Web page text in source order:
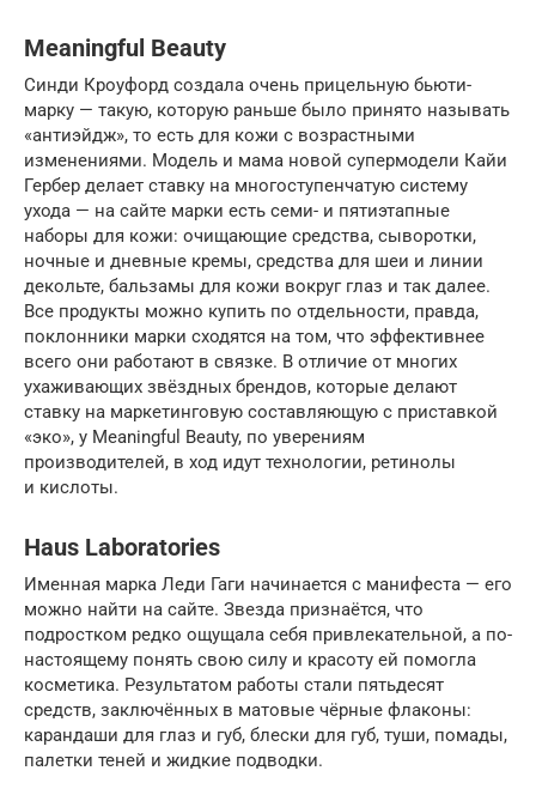
Meaningful Beauty
Синди Кроуфорд создала очень прицельную бьюти-
марку — такую, которую раньше было принято называть
«антиэйдж», то есть для кожи с возрастными
изменениями. Модель и мама новой супермодели Кайи
Гербер делает ставку на многоступенчатую систему
ухода — на сайте марки есть семи- и пятиэтапные
наборы для кожи: очищающие средства, сыворотки,
ночные и дневные кремы, средства для шеи и линии
декольте, бальзамы для кожи вокруг глаз и так далее.
Все продукты можно купить по отдельности, правда,
поклонники марки сходятся на том, что эффективнее
всего они работают в связке. В отличие от многих
ухаживающих звёздных брендов, которые делают
ставку на маркетинговую составляющую с приставкой
«эко», у Meaningful Beauty, по уверениям
производителей, в ход идут технологии, ретинолы
и кислоты.
Haus Laboratories
Именная марка Леди Гаги начинается с манифеста — его
можно найти на сайте. Звезда признаётся, что
подростком редко ощущала себя привлекательной, а по-
настоящему понять свою силу и красоту ей помогла
косметика. Результатом работы стали пятьдесят
средств, заключённых в матовые чёрные флаконы:
карандаши для глаз и губ, блески для губ, туши, помады,
палетки теней и жидкие подводки.